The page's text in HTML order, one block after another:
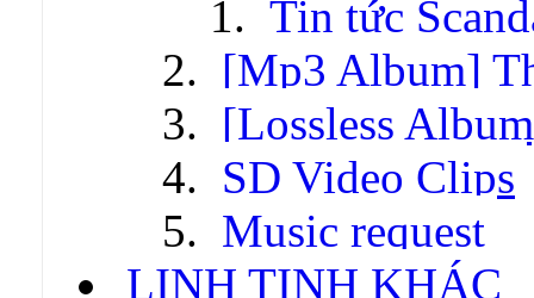
Tin tức
[Mp3 Album]
[Lossless
SD Video Clips
Music request
LINH TINH KHÁC